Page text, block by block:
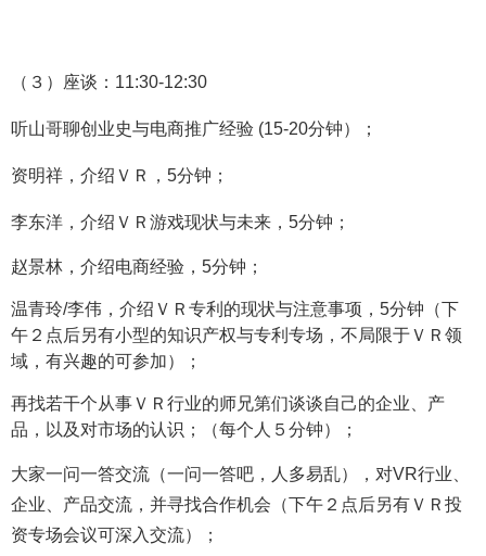
（３）座谈：11:30-12:30
听山哥聊创业史与电商推广经验 (15-20分钟）；
资明祥，介绍ＶＲ， 5分钟；
李东洋，介绍ＶＲ游戏现状与未来， 5分钟；
赵景林，介绍电商经验，5分钟；
温青玲/李伟， 介绍 ＶＲ专利的现状与注意事项，5分钟 （下
午２点后另有小型的知识产权与专利专场，不局限于ＶＲ领
域，有兴趣的可参加）
；
再找若干个从事ＶＲ行业的师兄第们谈谈自己的企业、产
品，以及对市场的认识；（每个人５分钟）；
大家一问一答交流（一问一答吧，人多易乱），对VR行业、
企业、产品交流，并寻找合作机会（下午２点后另有ＶＲ投
资专场会议可深入交流）；